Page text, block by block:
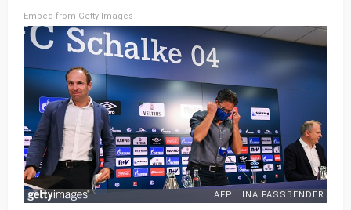
Embed from Getty Images